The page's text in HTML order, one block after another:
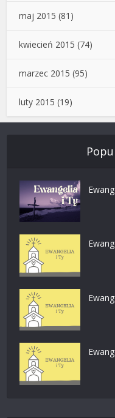
maj 2015 (81)
kwiecień 2015 (74)
marzec 2015 (95)
luty 2015 (19)